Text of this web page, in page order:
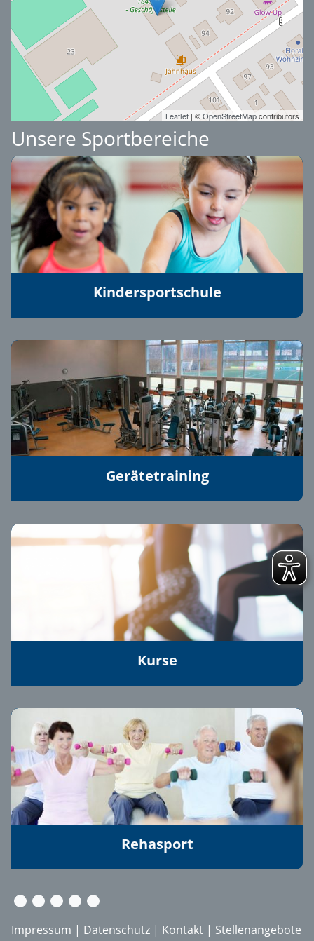
Leaflet | ©OpenStreetMapcontributors
Unsere Sportbereiche
Kindersportschule
Gerätetraining
Kurse
Rehasport
Impressum | Datenschutz | Kontakt | Stellenangebote